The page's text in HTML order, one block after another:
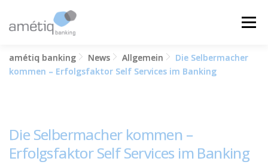
springen
Menü
LÖSUNGEN NEWS JOBS ÜBER UNS
amétiq banking News Allgemein
Die Selbermacher
kommen – Erfolgsfaktor Self Services im Banking
Die Selbermacher kommen –
Erfolgsfaktor Self Services im Banking